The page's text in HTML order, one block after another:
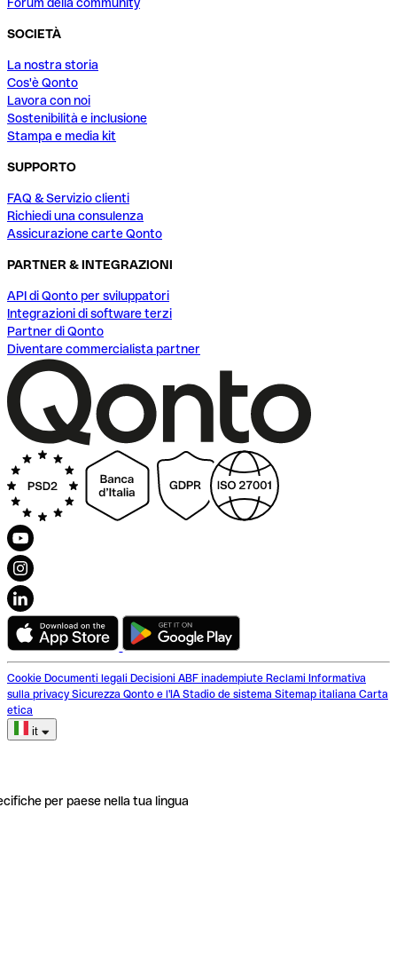
SOCIETÀ
La nostra storia
Cos'è Qonto
Lavora con noi
Sostenibilità e inclusione
Stampa e media kit
SUPPORTO
FAQ & Servizio clienti
Richiedi una consulenza
Assicurazione carte Qonto
PARTNER & INTEGRAZIONI
API di Qonto per sviluppatori
Integrazioni di software terzi
Partner di Qonto
Diventare commercialista partner
Cookie Documenti legali Decisioni ABF inadempiute Reclami Informativa
sulla privacy Sicurezza Qonto e l'IA Stadio de sistema Sitemap italiana Carta
etica
it
per paese nella tua lingua